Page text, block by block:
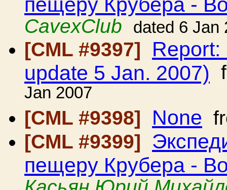
CavexClub
dated 6 Jan
[CML #9397] Report:
update 5 Jan. 2007)
Jan 2007
[CML #9398]
None
[CML #9399]
пещеру Крубера -